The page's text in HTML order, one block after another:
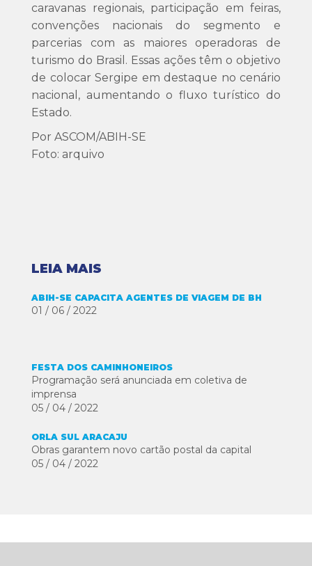
caravanas regionais, participação em feiras,
convenções nacionais do segmento e
parcerias com as maiores operadoras de
turismo do Brasil. Essas ações têm o objetivo
de colocar Sergipe em destaque no cenário
nacional, aumentando o fluxo turístico do
Estado.
Por ASCOM/ABIH-SE
Foto: arquivo
LEIA MAIS
ABIH-SE CAPACITA AGENTES DE VIAGEM DE BH
01 / 06 / 2022
FESTA DOS CAMINHONEIROS
Programação será anunciada em coletiva de
imprensa
05 / 04 / 2022
ORLA SUL ARACAJU
Obras garantem novo cartão postal da capital
05 / 04 / 2022